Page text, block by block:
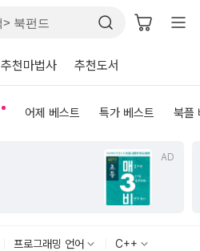
추천마법사 추천도서
어제 베스트 특가 베스트 북플
AD
프로그래밍 언어 C++